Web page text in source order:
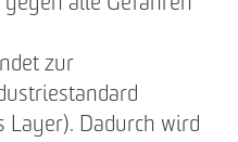
zur
Layer). Dadurch wird